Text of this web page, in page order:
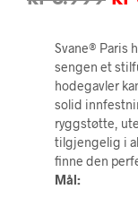
kr
Svane® Paris
sengen et
hodegavler
solid
ryggstøtte,
tilgjengelig i
finne den
Mål: